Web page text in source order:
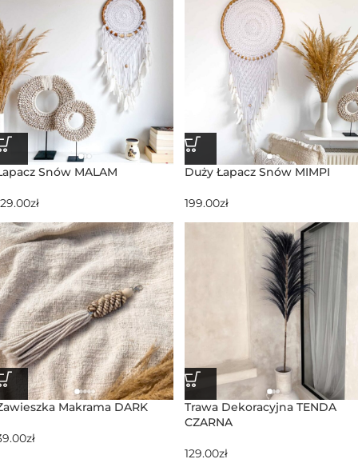
Snów MALAM
zł
Duży Łapacz Snów MIMPI
199.00zł
Makrama DARK
zł
Trawa Dekoracyjna TENDA
CZARNA
129.00zł